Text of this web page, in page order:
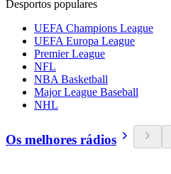
Desportos populares
UEFA Champions League
UEFA Europa League
Premier League
NFL
NBA Basketball
Major League Baseball
NHL
Os melhores rádios